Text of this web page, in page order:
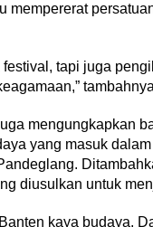
mempererat
festival, tapi juga
mengungkapkan
yang masuk
diusulkan untuk
kaya budaya.